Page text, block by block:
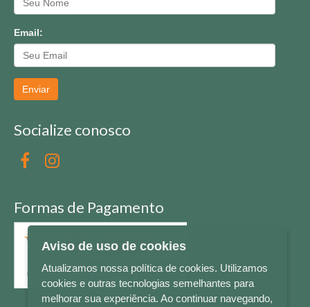
Email:
Enviar
Socialize conosco
Formas de Pagamento
Aviso de uso de cookies
Atualizamos nossa política de cookies. Utilizamos
cookies e outras tecnologias semelhantes para
melhorar sua experiência. Ao continuar navegando,